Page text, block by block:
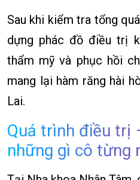
Sau khi kiểm tra tổng
dựng phác đồ điều trị
thẩm mỹ và phục hồi
mang lại hàm răng hài
Lai.
Quá trình điều trị
những gì cô từng